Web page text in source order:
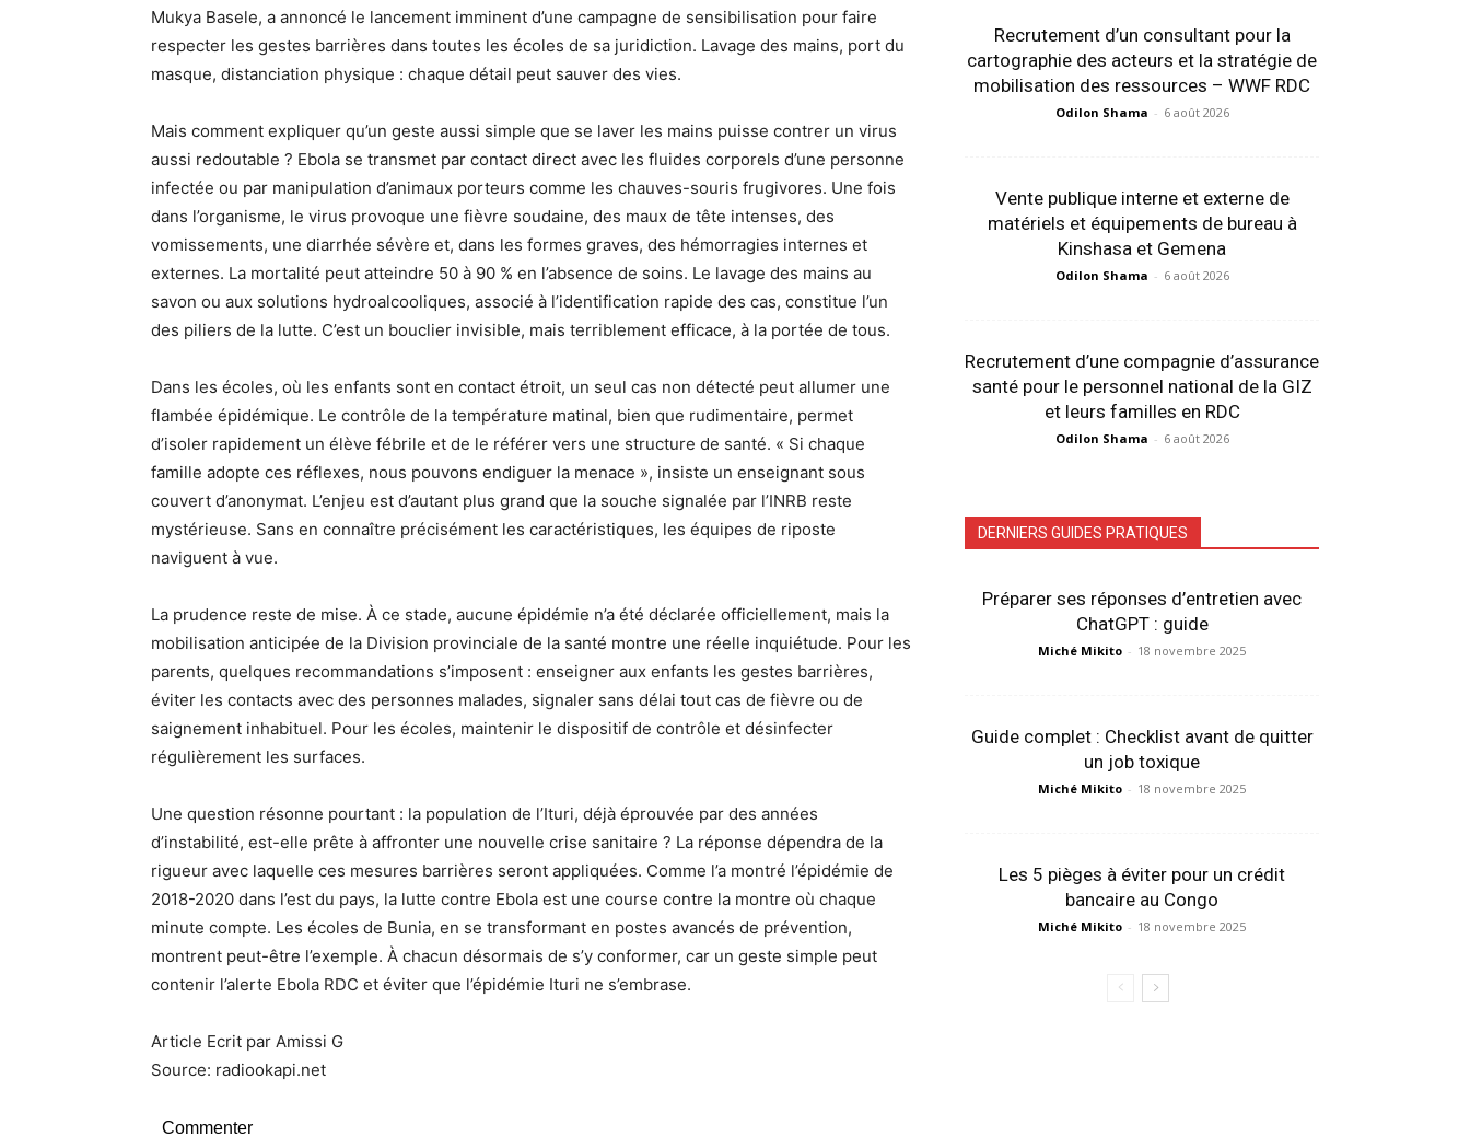
Mukya Basele, a annoncé le lancement imminent d’une campagne de sensibilisation pour faire
respecter les gestes barrières dans toutes les écoles de sa juridiction. Lavage des mains, port du
masque, distanciation physique : chaque détail peut sauver des vies.
Mais comment expliquer qu’un geste aussi simple que se laver les mains puisse contrer un virus
aussi redoutable ? Ebola se transmet par contact direct avec les fluides corporels d’une personne
infectée ou par manipulation d’animaux porteurs comme les chauves-souris frugivores. Une fois
dans l’organisme, le virus provoque une fièvre soudaine, des maux de tête intenses, des
vomissements, une diarrhée sévère et, dans les formes graves, des hémorragies internes et
externes. La mortalité peut atteindre 50 à 90 % en l’absence de soins. Le lavage des mains au
savon ou aux solutions hydroalcooliques, associé à l’identification rapide des cas, constitue l’un
des piliers de la lutte. C’est un bouclier invisible, mais terriblement efficace, à la portée de tous.
Dans les écoles, où les enfants sont en contact étroit, un seul cas non détecté peut allumer une
flambée épidémique. Le contrôle de la température matinal, bien que rudimentaire, permet
d’isoler rapidement un élève fébrile et de le référer vers une structure de santé. « Si chaque
famille adopte ces réflexes, nous pouvons endiguer la menace », insiste un enseignant sous
couvert d’anonymat. L’enjeu est d’autant plus grand que la souche signalée par l’INRB reste
mystérieuse. Sans en connaître précisément les caractéristiques, les équipes de riposte
naviguent à vue.
La prudence reste de mise. À ce stade, aucune épidémie n’a été déclarée officiellement, mais la
mobilisation anticipée de la Division provinciale de la santé montre une réelle inquiétude. Pour les
parents, quelques recommandations s’imposent : enseigner aux enfants les gestes barrières,
éviter les contacts avec des personnes malades, signaler sans délai tout cas de fièvre ou de
saignement inhabituel. Pour les écoles, maintenir le dispositif de contrôle et désinfecter
régulièrement les surfaces.
Une question résonne pourtant : la population de l’Ituri, déjà éprouvée par des années
d’instabilité, est-elle prête à affronter une nouvelle crise sanitaire ? La réponse dépendra de la
rigueur avec laquelle ces mesures barrières seront appliquées. Comme l’a montré l’épidémie de
2018-2020 dans l’est du pays, la lutte contre Ebola est une course contre la montre où chaque
minute compte. Les écoles de Bunia, en se transformant en postes avancés de prévention,
montrent peut-être l’exemple. À chacun désormais de s’y conformer, car un geste simple peut
contenir l’alerte Ebola RDC et éviter que l’épidémie Ituri ne s’embrase.
Article Ecrit par Amissi G
Source: radiookapi.net
Commenter
Recrutement d’un consultant pour la
cartographie des acteurs et la stratégie de
mobilisation des ressources – WWF RDC
Odilon Shama - 6 août 2026
Vente publique interne et externe de
matériels et équipements de bureau à
Kinshasa et Gemena
Odilon Shama - 6 août 2026
Recrutement d’une compagnie d’assurance
santé pour le personnel national de la GIZ
et leurs familles en RDC
Odilon Shama - 6 août 2026
DERNIERS GUIDES PRATIQUES
Préparer ses réponses d’entretien avec
ChatGPT : guide
Miché Mikito - 18 novembre 2025
Guide complet : Checklist avant de quitter
un job toxique
Miché Mikito - 18 novembre 2025
Les 5 pièges à éviter pour un crédit
bancaire au Congo
Miché Mikito - 18 novembre 2025